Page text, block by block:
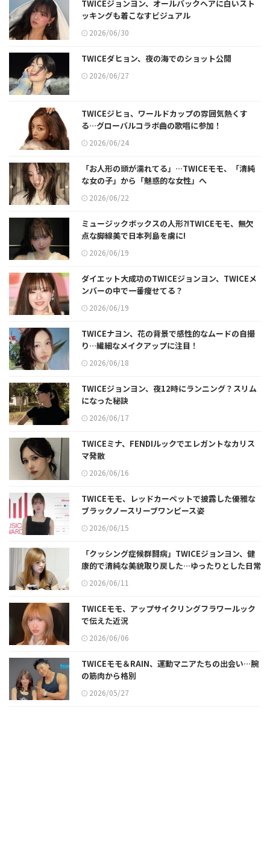
TWICEジョンヨン、オールバックヘアに白いスト
ッキングも着こなすビジュアル
2026/06/30
TWICEダヒョン、夜の海でのショット公開
2026/06/27
TWICEジヒョ、ワールドカップの雰囲気熱くす
る…グローバルコラボ曲の歌唱に参加！
2026/06/24
「お人形の頭が濡れてる」…TWICEモモ、「清純
な女の子」から「魅惑的な女性」へ
2026/06/22
ミュージックボックスの人形⁈TWICEモモ、無欠
点な脚線美で日本列島を虜に!
2026/06/19
ダイエット大成功のTWICEジョンヨン、TWICEメ
ンバーの中で一番痩せてる？
2026/06/19
TWICEナヨン、花の背景で感性的なムードの自撮
り…繊細なメイクアップに注目！
2026/06/18
TWICEジョンヨン、夜12時にランニング？スリム
になった秘訣
2026/06/17
TWICEミナ、FENDIルックでエレガントなカリス
マ発散
2026/06/16
TWICEモモ、レッドカーペットで披露した優雅な
ブラックノースリーブワンピース姿
2026/06/15
「クッシング症候群闘病」TWICEジョンヨン、健
康的で清純な美貌取り戻した…ゆったりとした日常
2026/06/11
TWICEモモ、アップサイクリングフラワールック
で伝えた近況
2026/06/06
TWICEモモ＆RAIN、運動マニアたちの出会い…腕
の筋肉から格別
2026/05/27